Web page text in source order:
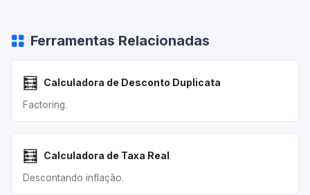
Ferramentas Relacionadas
🧮 Calculadora de Desconto Duplicata
Factoring.
🧮 Calculadora de Taxa Real
Descontando inflação.